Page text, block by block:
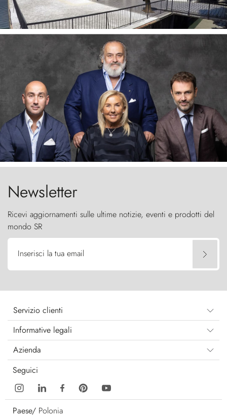
Newsletter
Ricevi aggiornamenti sulle ultime notizie, eventi e prodotti del
mondo SR
Inserisci la tua email
Servizio clienti
Informative legali
Azienda
Seguici
Paese/ Polonia